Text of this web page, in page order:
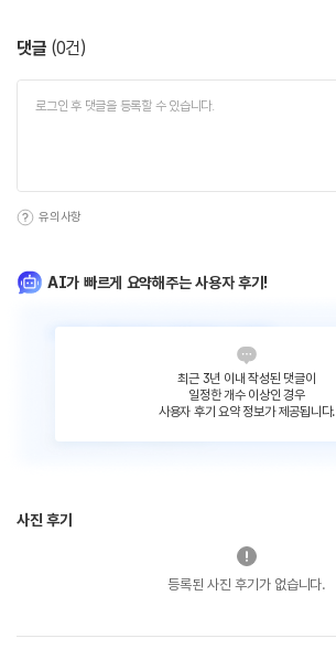
댓글 (0건)
유의사항
AI가 빠르게 요약해주는 사용자 후기!
최근 3년 이내 작성된 댓글이
일정한 개수 이상인 경우
사용자 후기 요약 정보가 제공됩니다.
사진 후기
등록된 사진 후기가 없습니다.